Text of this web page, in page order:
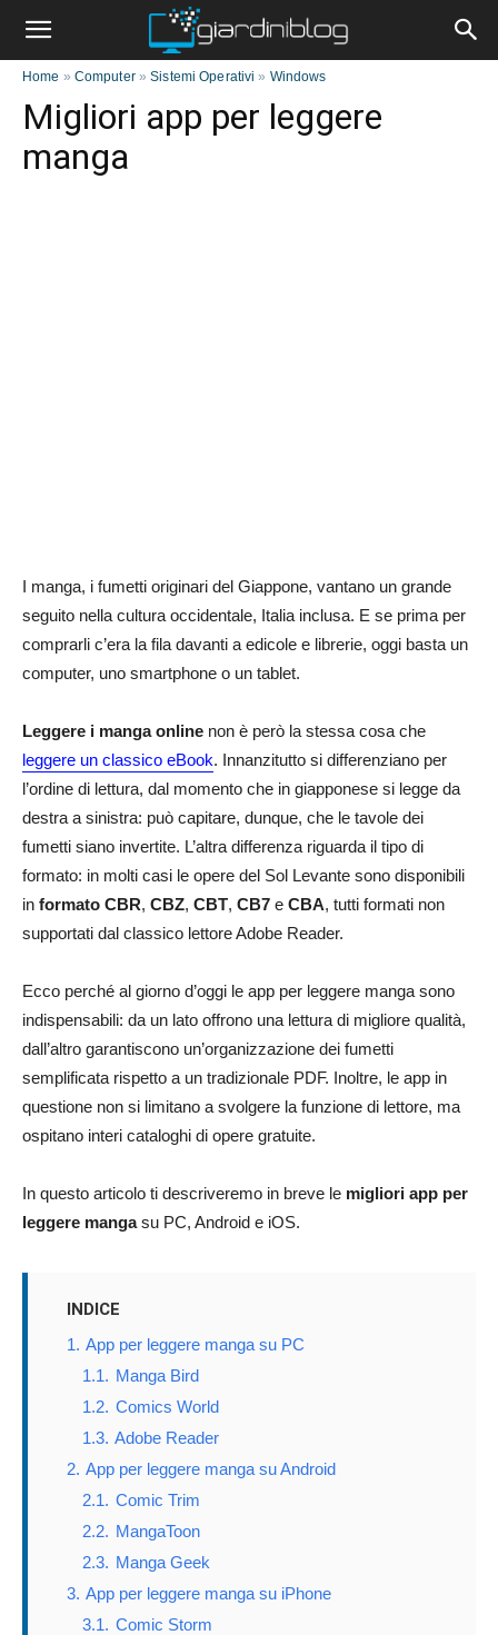
Home » Computer»Sistemi Operativi » Windows
Migliori app per leggere
manga
I manga, i fumetti originari del Giappone, vantano un grande
seguito nella cultura occidentale, Italia inclusa. E se prima per
comprarli c’era la fila davanti a edicole e librerie, oggi basta un
computer, uno smartphone o un tablet.
Leggere i manga online non è però la stessa cosa che
leggere un classico eBook. Innanzitutto si differenziano per
l’ordine di lettura, dal momento che in giapponese si legge da
destra a sinistra: può capitare, dunque, che le tavole dei
fumetti siano invertite. L’altra differenza riguarda il tipo di
formato: in molti casi le opere del Sol Levante sono disponibili
in formato CBR, CBZ, CBT, CB7 e CBA, tutti formati non
supportati dal classico lettore Adobe Reader.
Ecco perché al giorno d’oggi le app per leggere manga sono
indispensabili: da un lato offrono una lettura di migliore qualità,
dall’altro garantiscono un’organizzazione dei fumetti
semplificata rispetto a un tradizionale PDF. Inoltre, le app in
questione non si limitano a svolgere la funzione di lettore, ma
ospitano interi cataloghi di opere gratuite.
In questo articolo ti descriveremo in breve le migliori app per
leggere mangasu PC, Android e iOS.
INDICE
1. App per leggere manga su PC
1.1. Manga Bird
1.2. Comics World
1.3. Adobe Reader
2. App per leggere manga su Android
2.1. Comic Trim
2.2. MangaToon
2.3. Manga Geek
3. App per leggere manga su iPhone
3.1. Comic Storm